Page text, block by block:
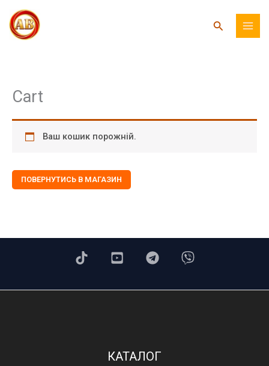
до
вмісту
Пошук
Cart
Ваш кошик порожній.
ПОВЕРНУТИСЬ В МАГАЗИН
КАТАЛОГ